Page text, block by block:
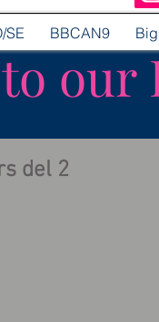
our
SE BBCAN9
del 2